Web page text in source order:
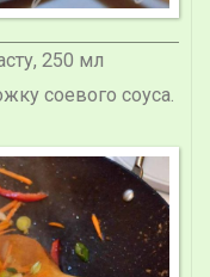
250 мл
соевого соуса.